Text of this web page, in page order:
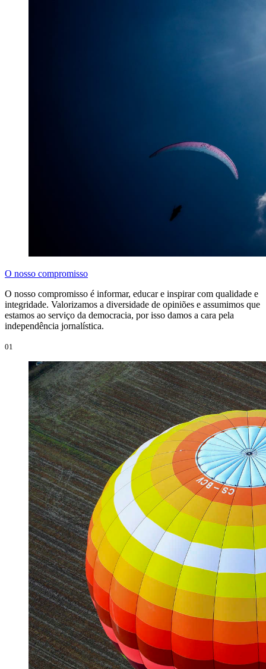
O nosso compromisso
O nosso compromisso é informar, educar e inspirar com qualidade e
integridade. Valorizamos a diversidade de opiniões e assumimos que
estamos ao serviço da democracia, por isso damos a cara pela
independência jornalística.
01